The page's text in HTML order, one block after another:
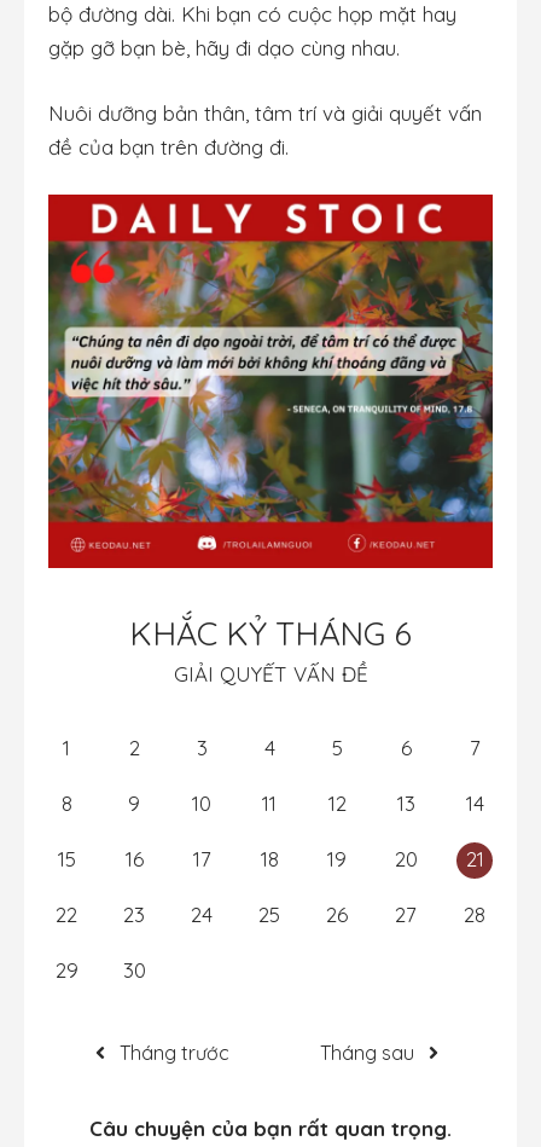
bộ đường dài. Khi bạn có cuộc họp mặt hay
gặp gỡ bạn bè, hãy đi dạo cùng nhau.
Nuôi dưỡng bản thân, tâm trí và giải quyết vấn
đề của bạn trên đường đi.
KHẮC KỶ THÁNG 6
GIẢI QUYẾT VẤN ĐỀ
1 2 3 4 5 6 7
8 9 10 11 12 13 14
15 16 17 18 19 20 21
22 23 24 25 26 27 28
29 30
Tháng trước Tháng sau
Câu chuyện của bạn rất quan trọng.